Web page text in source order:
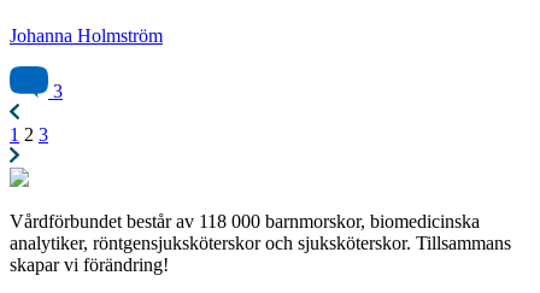
Johanna Holmström
3
1 2 3
Vårdförbundet består av 118 000 barnmorskor, biomedicinska
analytiker, röntgensjuksköterskor och sjuksköterskor. Tillsammans
skapar vi förändring!